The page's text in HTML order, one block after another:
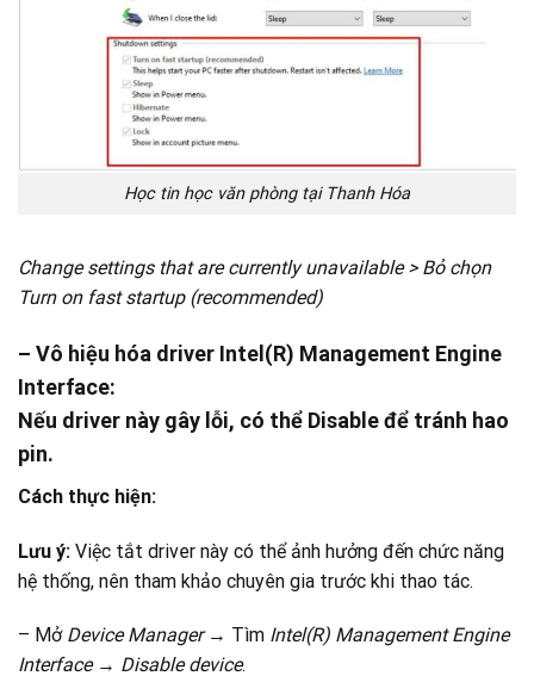
Học tin học văn phòng tại Thanh Hóa
Change settings that are currently unavailable > Bỏ chọn
Turn on fast startup (recommended)
– Vô hiệu hóa driver Intel(R) Management Engine
Interface:
Nếu driver này gây lỗi, có thể Disable để tránh hao
pin.
Cách thực hiện:
Lưu ý: Việc tắt driver này có thể ảnh hưởng đến chức năng
hệ thống, nên tham khảo chuyên gia trước khi thao tác.
– Mở Device Manager→ Tìm Intel(R) Management Engine
Interface→ Disable device.